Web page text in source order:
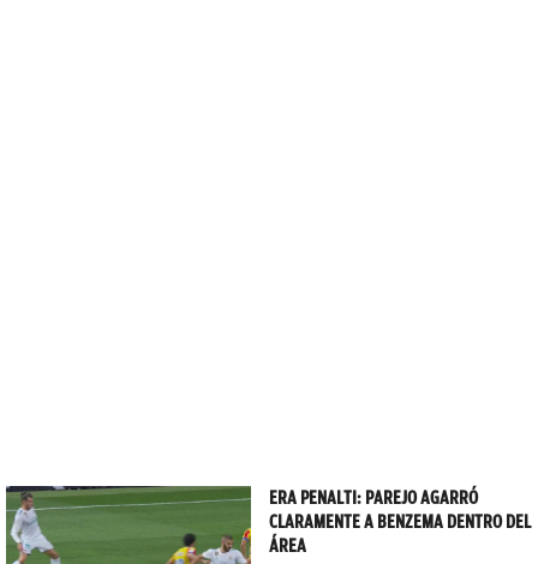
ERA PENALTI: PAREJO AGARRÓ
CLARAMENTE A BENZEMA DENTRO DEL
ÁREA